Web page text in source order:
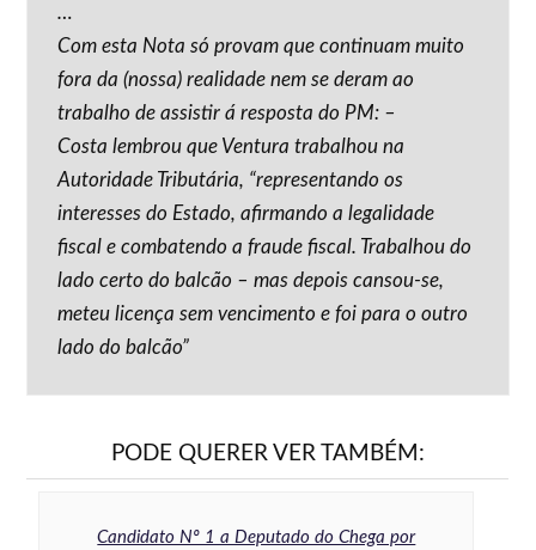
…
Com esta Nota só provam que continuam muito
fora da (nossa) realidade nem se deram ao
trabalho de assistir á resposta do PM: –
Costa lembrou que Ventura trabalhou na
Autoridade Tributária, “representando os
interesses do Estado, afirmando a legalidade
fiscal e combatendo a fraude fiscal. Trabalhou do
lado certo do balcão – mas depois cansou-se,
meteu licença sem vencimento e foi para o outro
lado do balcão”
PODE QUERER VER TAMBÉM:
Candidato Nº 1 a Deputado do Chega por